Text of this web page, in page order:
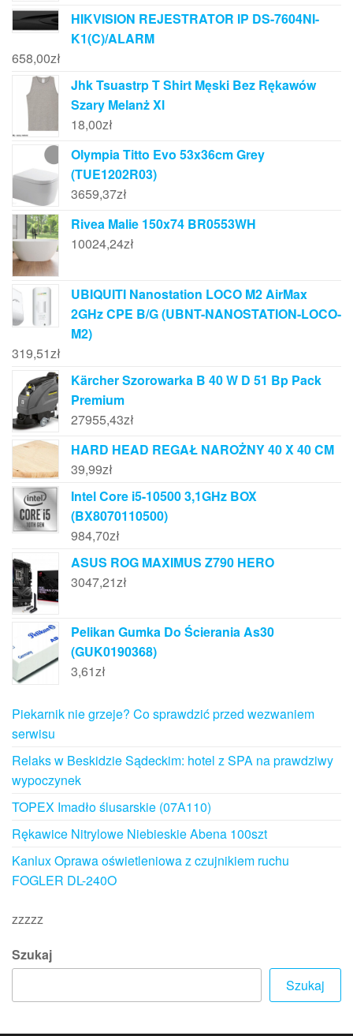
HIKVISION REJESTRATOR IP DS-7604NI-
K1(C)/ALARM
658,00zł
Jhk Tsuastrp T Shirt Męski Bez Rękawów
Szary Melanż Xl
18,00zł
Olympia Titto Evo 53x36cm Grey
(TUE1202R03)
3659,37zł
Rivea Malie 150x74 BR0553WH
10024,24zł
UBIQUITI Nanostation LOCO M2 AirMax
2GHz CPE B/G (UBNT-NANOSTATION-LOCO-
M2)
319,51zł
Kärcher Szorowarka B 40 W D 51 Bp Pack
Premium
27955,43zł
HARD HEAD REGAŁ NAROŻNY 40 X 40 CM
39,99zł
Intel Core i5-10500 3,1GHz BOX
(BX8070110500)
984,70zł
ASUS ROG MAXIMUS Z790 HERO
3047,21zł
Pelikan Gumka Do Ścierania As30
(GUK0190368)
3,61zł
Piekarnik nie grzeje? Co sprawdzić przed wezwaniem
serwisu
Relaks w Beskidzie Sądeckim: hotel z SPA na prawdziwy
wypoczynek
TOPEX Imadło ślusarskie (07A110)
Rękawice Nitrylowe Niebieskie Abena 100szt
Kanlux Oprawa oświetleniowa z czujnikiem ruchu
FOGLER DL-240O
zzzzz
Szukaj
Szukaj